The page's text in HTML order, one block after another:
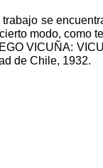
se
modo, como
VICUÑA:
de Chile, 1932.